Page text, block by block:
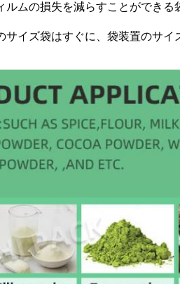
ルムの損失を減らすことができ
サイズ袋はすぐに、袋装置のサ